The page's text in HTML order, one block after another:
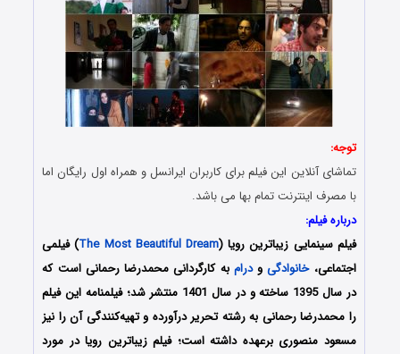
توجه:
تماشای آنلاین این فیلم برای کاربران ایرانسل و همراه اول رایگان اما
با مصرف اینترنت تمام بها می باشد.
درباره فیلم:
فیلم سینمایی زیباترین رویا (The Most Beautiful Dream) فیلمی
اجتماعی،خانوادگیودرام به کارگردانی محمدرضا رحمانی است که
در سال 1395 ساخته و در سال 1401 منتشر شد؛ فیلمنامه این فیلم
را محمدرضا رحمانی به رشته تحریر درآورده و تهیه‌کنندگی آن را نیز
مسعود منصوری برعهده داشته است؛ فیلم زیباترین رویا در مورد